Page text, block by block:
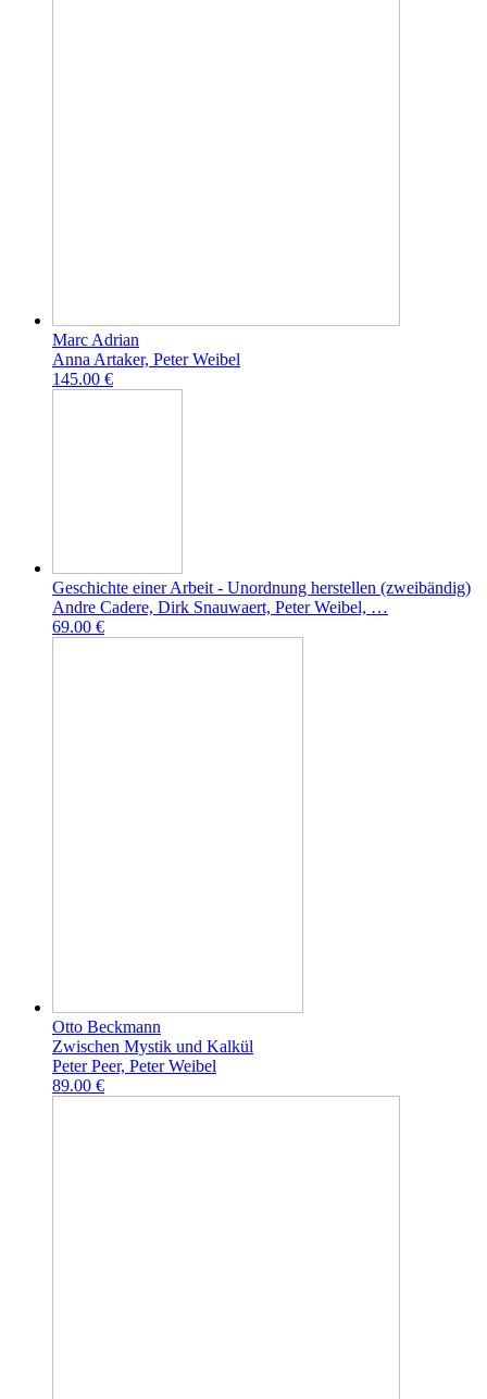
Marc Adrian
Anna Artaker, Peter Weibel
145.00 €
Geschichte einer Arbeit - Unordnung herstellen (zweibändig)
Andre Cadere, Dirk Snauwaert, Peter Weibel, …
69.00 €
Otto Beckmann
Zwischen Mystik und Kalkül
Peter Peer, Peter Weibel
89.00 €